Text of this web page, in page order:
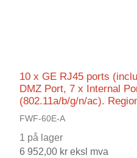
10 x GE RJ45 ports
DMZ Port, 7 x Internal
(802.11a/b/g/n/ac).
FWF-60E-A
1 på lager
6 952,00 kr eksl mva